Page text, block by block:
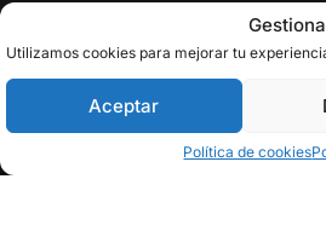
Utilizamos cookies para mejorar tu
Aceptar
Política de cookies